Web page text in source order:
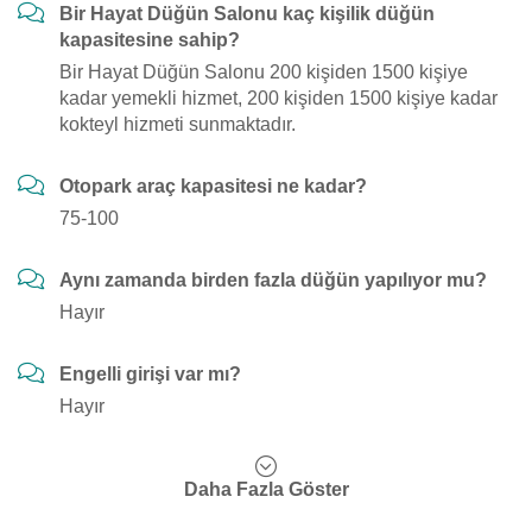
Bir Hayat Düğün Salonu kaç kişilik düğün
kapasitesine sahip?
Bir Hayat Düğün Salonu 200 kişiden 1500 kişiye
kadar yemekli hizmet, 200 kişiden 1500 kişiye kadar
kokteyl hizmeti sunmaktadır.
Otopark araç kapasitesi ne kadar?
75-100
Aynı zamanda birden fazla düğün yapılıyor mu?
Hayır
Engelli girişi var mı?
Hayır
Daha Fazla Göster